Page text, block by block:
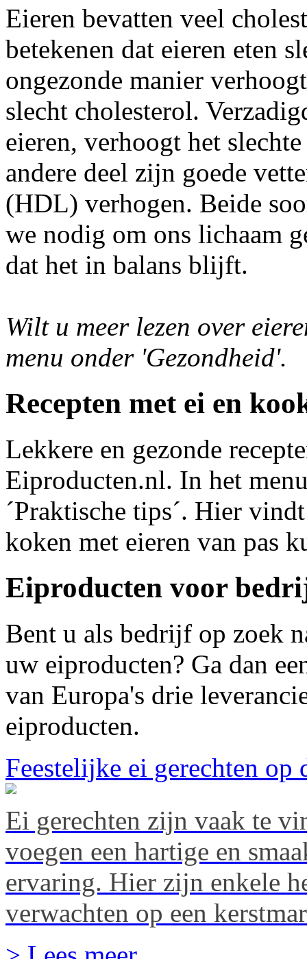
Eieren bevatten veel
betekenen dat eieren eten
ongezonde manier
slecht cholesterol.
eieren, verhoogt het
andere deel zijn goede
(HDL) verhogen. Beide
we nodig om ons lichaam
dat het in balans blijft.
Wilt u meer lezen over
menu onder 'Gezondheid'.
Recepten met ei en
Lekkere en gezonde
Eiproducten.nl. In het
´Praktische tips´. Hier
koken met eieren van pas
Eiproducten voor
Bent u als bedrijf op zoek
uw eiproducten? Ga dan
van Europa's drie
eiproducten.
Feestelijke ei gerechten op
Ei gerechten zijn vaak te
voegen een hartige en
ervaring. Hier zijn enkele
verwachten op een